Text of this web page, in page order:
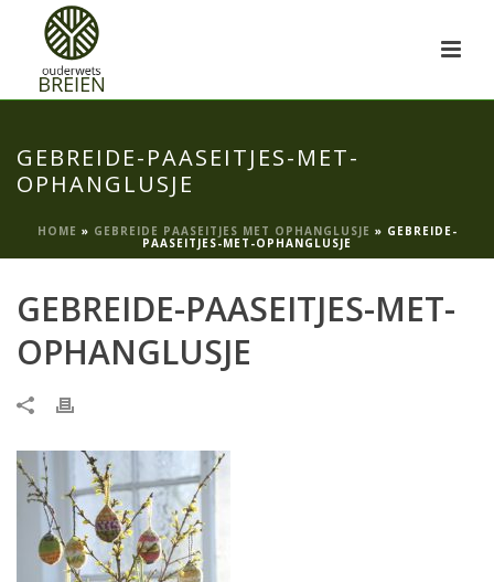
GEBREIDE-PAASEITJES-MET-
OPHANGLUSJE
HOME » GEBREIDE PAASEITJES MET OPHANGLUSJE » GEBREIDE-
PAASEITJES-MET-OPHANGLUSJE
GEBREIDE-PAASEITJES-MET-
OPHANGLUSJE